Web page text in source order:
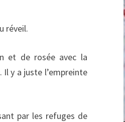
réveil.
et de rosée avec la
y a juste l’empreinte
par les refuges de